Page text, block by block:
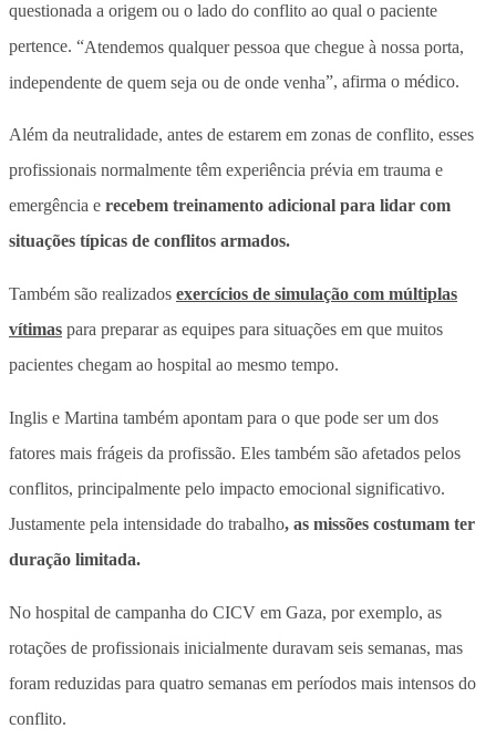
questionada a origem ou o lado do conflito ao qual o paciente
pertence. “Atendemos qualquer pessoa que chegue à nossa porta,
independente de quem seja ou de onde venha”, afirma o médico.
Além da neutralidade, antes de estarem em zonas de conflito, esses
profissionais normalmente têm experiência prévia em trauma e
emergência e recebem treinamento adicional para lidar com
situações típicas de conflitos armados.
Também são realizados exercícios de simulação com múltiplas
vítimas para preparar as equipes para situações em que muitos
pacientes chegam ao hospital ao mesmo tempo.
Inglis e Martina também apontam para o que pode ser um dos
fatores mais frágeis da profissão. Eles também são afetados pelos
conflitos, principalmente pelo impacto emocional significativo.
Justamente pela intensidade do trabalho, as missões costumam ter
duração limitada.
No hospital de campanha do CICV em Gaza, por exemplo, as
rotações de profissionais inicialmente duravam seis semanas, mas
foram reduzidas para quatro semanas em períodos mais intensos do
conflito.